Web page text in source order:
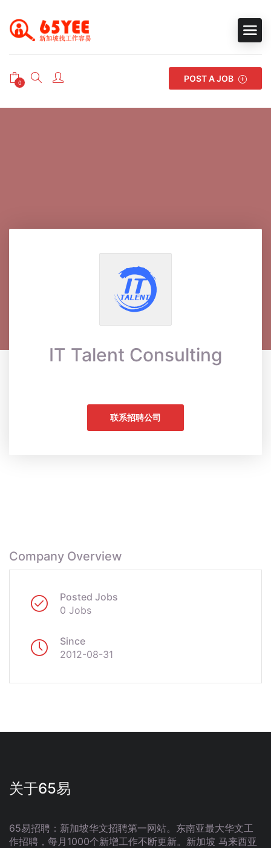
0 POST A JOB
IT Talent Consulting
联系招聘公司
Company Overview
Posted Jobs
0 Jobs
Since
2012-08-31
关于65易
65易招聘：新加坡华文招聘第一网站。东南亚最大华文工
作招聘，每月1000个新增工作不断更新。新加坡 马来西亚